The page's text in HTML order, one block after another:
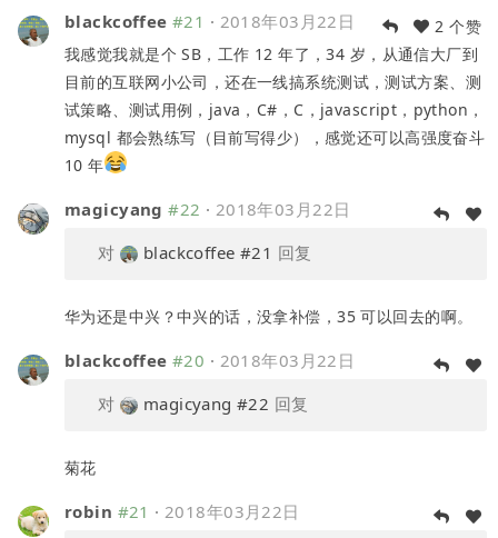
blackcoffee #21 · 2018年03月22日
2 个赞
我感觉我就是个 SB，工作 12 年了，34 岁，从通信大厂到
目前的互联网小公司，还在一线搞系统测试，测试方案、测
试策略、测试用例，java，C#，C，javascript，python，
mysql 都会熟练写（目前写得少），感觉还可以高强度奋斗
10 年
magicyang #22 · 2018年03月22日
对
blackcoffee #21 回复
华为还是中兴？中兴的话，没拿补偿，35 可以回去的啊。
blackcoffee #20 · 2018年03月22日
对
magicyang #22 回复
菊花
robin #21 · 2018年03月22日